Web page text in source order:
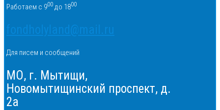
Работаем с 900 до 1800
fondholyland@mail.ru
Для писем и сообщений
МО, г. Мытищи,
Новомытищинский проспект, д.
2а